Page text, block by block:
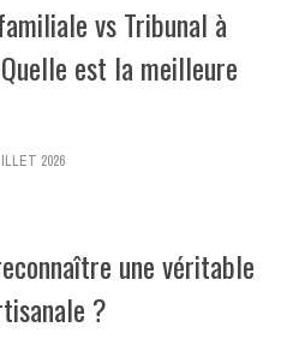
vs Tribunal à
est la meilleure
2026
une véritable
?